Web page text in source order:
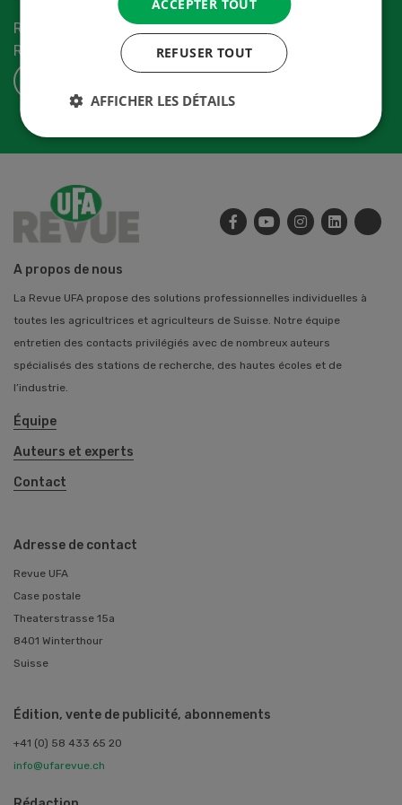
Recevez les dernières nouvelles du monde de la
Revue-UFA.
A propos de nous
La Revue UFA propose des solutions professionnelles individuelles à
toutes les agricultrices et agriculteurs de Suisse. Notre équipe
entretien des contacts privilégiés avec de nombreux auteurs
spécialisés des stations de recherche, des hautes écoles et de
l’industrie.
Équipe
Auteurs et experts
Contact
Adresse de contact
Revue UFA
Case postale
Theaterstrasse 15a
8401 Winterthour
Suisse
Édition, vente de publicité, abonnements
+41 (0) 58 433 65 20
info@ufarevue.ch
ACCEPTER TOUT
REFUSER TOUT
AFFICHER LES DÉTAILS